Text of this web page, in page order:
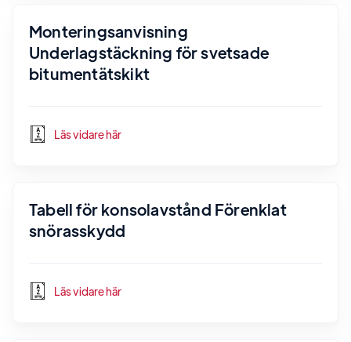
Monteringsanvisning
Underlagstäckning för svetsade
bitumentätskikt
Läs vidare här
Tabell för konsolavstånd Förenklat
snörasskydd
Läs vidare här